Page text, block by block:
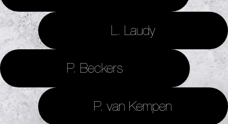
L. Laudy
P. Beckers
P. van Kempen